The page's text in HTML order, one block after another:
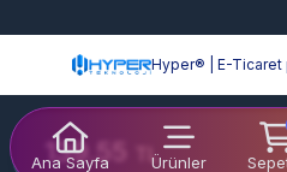
139.55 TL
Ana Sayfa Ürünler
Hyper® | E-Ticaret